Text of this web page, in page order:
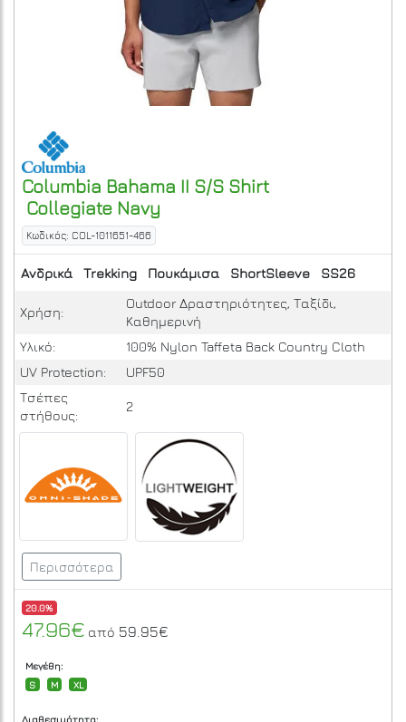
Columbia Bahama II S/S Shirt
Collegiate Navy
Κωδικός: COL-1011651-466
Ανδρικά Trekking Πουκάμισα ShortSleeve SS26
Χρήση:
Outdoor Δραστηριότητες, Ταξίδι,
Καθημερινή
Υλικό:
100% Nylon Taffeta Back Country Cloth
UV Protection:
UPF50
Τσέπες
στήθους:
2
Περισσότερα
20.0%
47.96€ από 59.95€
Μεγέθη:
S
M XL
Διαθεσιμότητα: